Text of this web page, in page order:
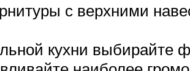
с верхними
кухни выбирайте